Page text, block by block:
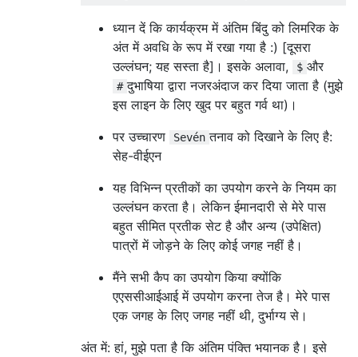
ध्यान दें कि कार्यक्रम में अंतिम बिंदु को लिमरिक के
अंत में अवधि के रूप में रखा गया है :) [दूसरा
उल्लंघन; यह सस्ता है]। इसके अलावा,
$ और
# दुभाषिया द्वारा नजरअंदाज कर दिया जाता है (मुझे
इस लाइन के लिए खुद पर बहुत गर्व था)।
पर उच्चारण
Sevén तनाव को दिखाने के लिए है:
सेह-वीईएन
यह विभिन्न प्रतीकों का उपयोग करने के नियम का
उल्लंघन करता है। लेकिन ईमानदारी से मेरे पास
बहुत सीमित प्रतीक सेट है और अन्य (उपेक्षित)
पात्रों में जोड़ने के लिए कोई जगह नहीं है।
मैंने सभी कैप का उपयोग किया क्योंकि
एएससीआईआई में उपयोग करना तेज है। मेरे पास
एक जगह के लिए जगह नहीं थी, दुर्भाग्य से।
अंत में: हां, मुझे पता है कि अंतिम पंक्ति भयानक है। इसे